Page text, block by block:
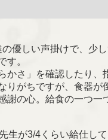
優しい声掛けで、少
す。
さ」を確認したり、
がちですが、食器が
の心。給食の一つ一
生が3/4くらい給仕し